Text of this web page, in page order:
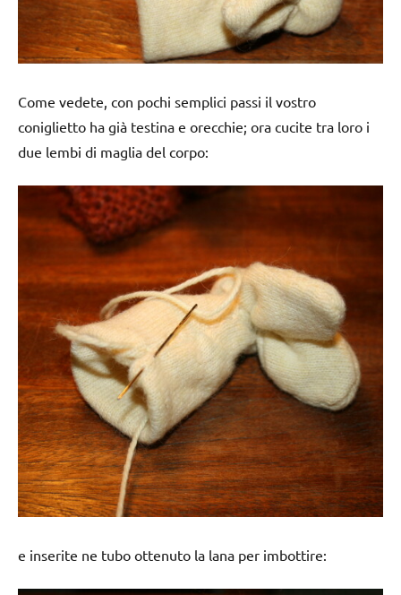
Come vedete, con pochi semplici passi il vostro
coniglietto ha già testina e orecchie; ora cucite tra loro i
due lembi di maglia del corpo:
e inserite ne tubo ottenuto la lana per imbottire: